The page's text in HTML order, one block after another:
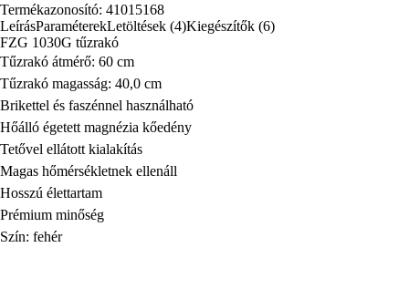
Termékazonosító: 41015168
LeírásParaméterekLetöltések (4)Kiegészítők (6)
FZG 1030G tűzrakó
Tűzrakó átmérő: 60 cm
Tűzrakó magasság: 40,0 cm
Brikettel és faszénnel használható
Hőálló égetett magnézia kőedény
Tetővel ellátott kialakítás
Magas hőmérsékletnek ellenáll
Hosszú élettartam
Prémium minőség
Szín: fehér